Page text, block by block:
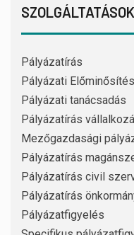
SZOLGÁLTATÁSOK
Pályázatírás
Pályázati Előminősítés
Pályázati tanácsadás
Pályázatírás
Mezőgazdasági
Pályázatírás
Pályázatírás civil
Pályázatírás
Pályázatfigyelés